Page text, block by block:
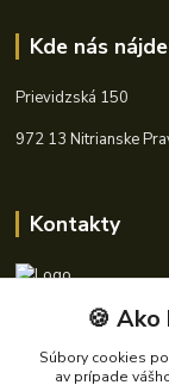
Kde nás
Prievidzská 150
972 13 Nitrianske
Kontakty
+421 940 621
🍪 Ako
Súbory cookies
av prípade